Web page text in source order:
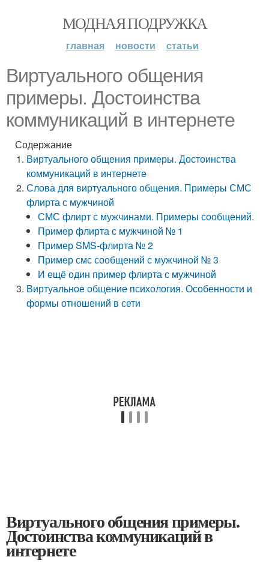
МОДНАЯ ПОДРУЖКА
главная новости статьи
Виртуального общения
примеры. Достоинства
коммуникаций в интернете
Содержание
Виртуального общения примеры. Достоинства
коммуникаций в интернете
Слова для виртуального общения. Примеры СМС
флирта с мужчиной
СМС флирт с мужчинами. Примеры сообщений.
Пример флирта с мужчиной № 1
Пример SMS-флирта № 2
Пример смс сообщений с мужчиной № 3
И ещё один пример флирта с мужчиной
Виртуальное общение психология. Особенности и
формы отношений в сети
Виртуального общения примеры.
Достоинства коммуникаций в
интернете